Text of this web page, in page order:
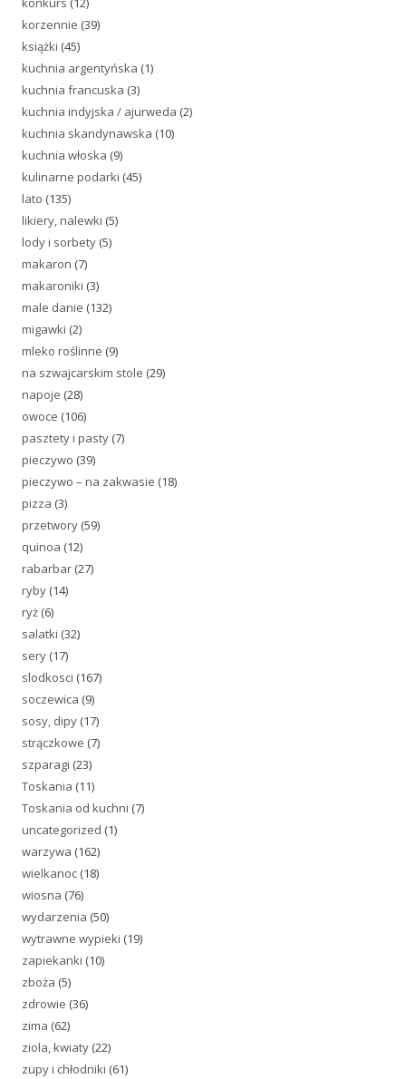
korzennie (39)
książki (45)
kuchnia argentyńska (1)
kuchnia francuska (3)
kuchnia indyjska / ajurweda (2)
kuchnia skandynawska (10)
kuchnia włoska (9)
kulinarne podarki (45)
lato (135)
likiery, nalewki (5)
lody i sorbety (5)
makaron (7)
makaroniki (3)
male danie (132)
migawki (2)
mleko roślinne (9)
na szwajcarskim stole (29)
napoje (28)
owoce (106)
pasztety i pasty (7)
pieczywo (39)
pieczywo – na zakwasie (18)
pizza (3)
przetwory (59)
quinoa (12)
rabarbar (27)
ryby (14)
ryż (6)
salatki (32)
sery (17)
slodkosci (167)
soczewica (9)
sosy, dipy (17)
strączkowe (7)
szparagi (23)
Toskania (11)
Toskania od kuchni (7)
uncategorized (1)
warzywa (162)
wielkanoc (18)
wiosna (76)
wydarzenia (50)
wytrawne wypieki (19)
zapiekanki (10)
zboża (5)
zdrowie (36)
zima (62)
ziola, kwiaty (22)
zupy i chłodniki (61)